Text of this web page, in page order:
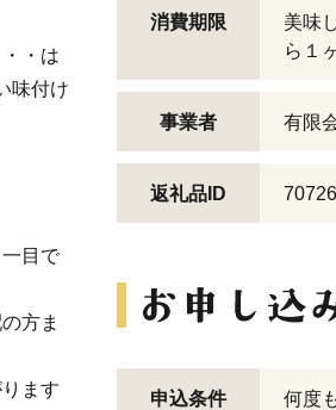
・は
味付け
目で
方ま
ます
消費期限
美味
ら１
事業者 有限
返礼品ID
申込条件 何度